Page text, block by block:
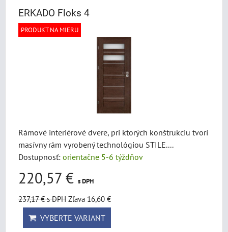
ERKADO Floks 4
PRODUKT NA MIERU
Rámové interiérové dvere, pri ktorých konštrukciu tvorí
masívny rám vyrobený technológiou STILE....
Dostupnosť: orientačne 5-6 týždňov
220,57 € s DPH
237,17 €s DPH Zľava 16,60 €
VYBERTE VARIANT